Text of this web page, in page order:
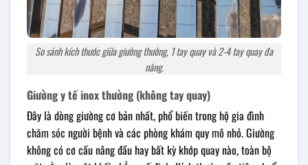
So sánh kích thước giữa giường thường, 1 tay quay và 2-4 tay quay đa
năng.
Giường y tế inox thường (không tay quay)
Đây là dòng giường cơ bản nhất, phổ biến trong hộ gia đình
chăm sóc người bệnh và các phòng khám quy mô nhỏ. Giường
không có cơ cấu nâng đầu hay bất kỳ khớp quay nào, toàn bộ